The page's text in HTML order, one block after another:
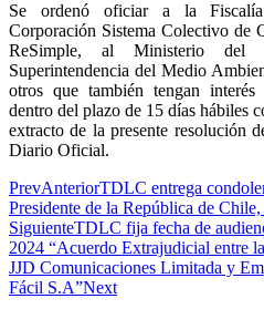
Se ordenó oficiar a la
Corporación Sistema Colectivo de
ReSimple, al Ministerio
Superintendencia del Medio
otros que también tengan interés
dentro del plazo de 15 días hábiles
extracto de la presente resolución
Diario Oficial.
PrevAnteriorTDLC entrega
Presidente de la República de
SiguienteTDLC fija fecha de
2024 “Acuerdo Extrajudicial entre
JJD Comunicaciones Limitada y
Fácil S.A”Next